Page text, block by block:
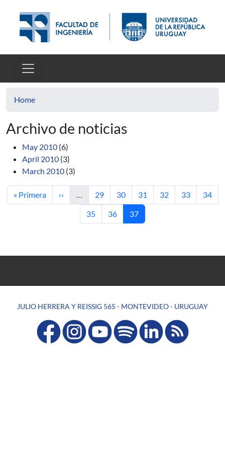
Home
Archivo de noticias
May 2010 (6)
April 2010 (3)
March 2010 (3)
First page
« Primera Previous page
‹‹ … Page
29 Page
30 Page
31 Page
32 Page
33 Page
34
Page
35 Page
36 Current page
37
JULIO HERRERA Y REISSIG 565 - MONTEVIDEO - URUGUAY